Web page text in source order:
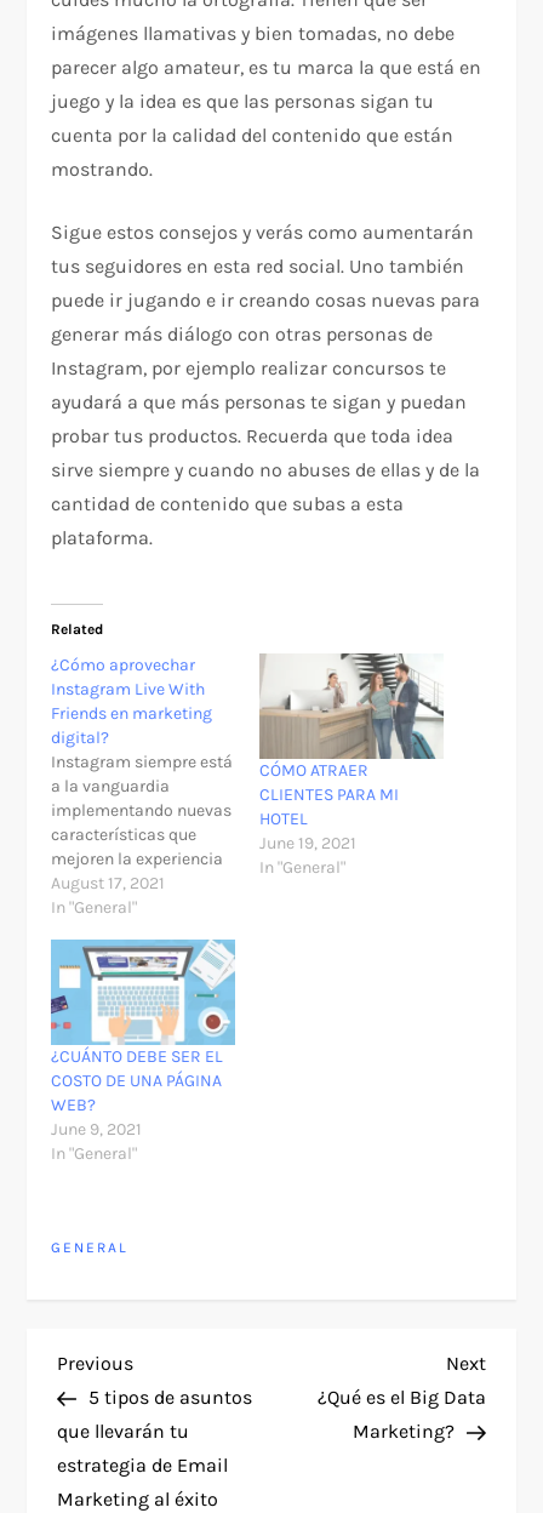
imágenes llamativas y bien tomadas, no debe
parecer algo amateur, es tu marca la que está en
juego y la idea es que las personas sigan tu
cuenta por la calidad del contenido que están
mostrando.
Sigue estos consejos y verás como aumentarán
tus seguidores en esta red social. Uno también
puede ir jugando e ir creando cosas nuevas para
generar más diálogo con otras personas de
Instagram, por ejemplo realizar concursos te
ayudará a que más personas te sigan y puedan
probar tus productos. Recuerda que toda idea
sirve siempre y cuando no abuses de ellas y de la
cantidad de contenido que subas a esta
plataforma.
Related
¿Cómo aprovechar
Instagram Live With
Friends en marketing
digital?
Instagram siempre está
a la vanguardia
implementando nuevas
características que
mejoren la experiencia
de sus usuarios.
Después del éxito del
Instagram Stories, la
plataforma lanzó hace
algunos meses la
opción Instagram Live
With Friends. Esta
característica permite
transmitir en vivo y a
distancia con un
invitado y ofrece…
August 17, 2021
In "General"
CÓMO ATRAER
CLIENTES PARA MI
HOTEL
June 19, 2021
In "General"
¿CUÁNTO DEBE SER EL
COSTO DE UNA PÁGINA
WEB?
June 9, 2021
In "General"
GENERAL
P
o
s
Previous
Post
Previous
5 tipos de asuntos
que llevarán tu
estrategia de Email
Marketing al éxito
Next
Post
Next
¿Qué es el Big Data
Marketing?